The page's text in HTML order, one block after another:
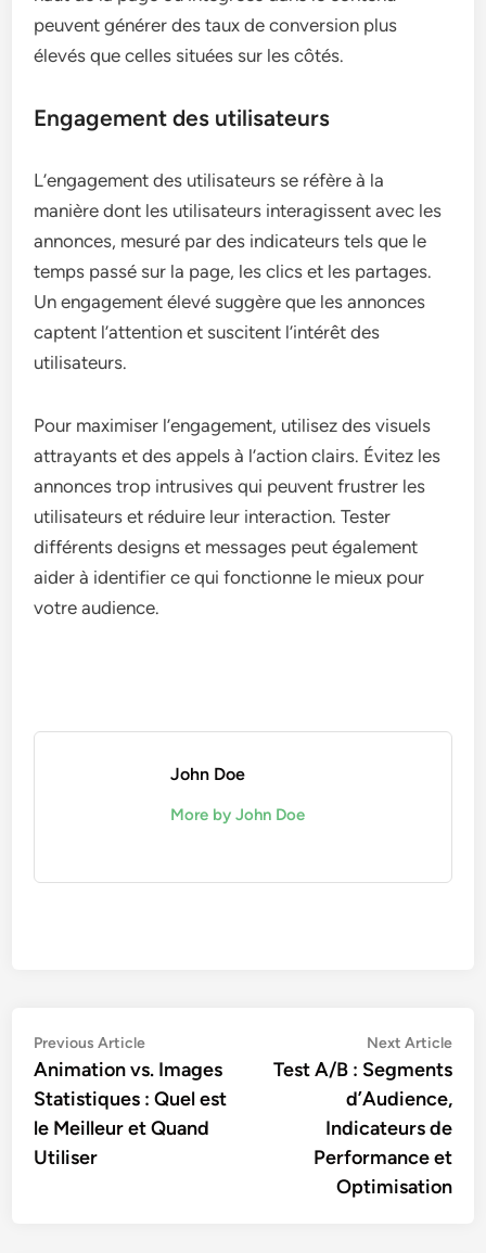
peuvent générer des taux de conversion plus
élevés que celles situées sur les côtés.
Engagement des utilisateurs
L’engagement des utilisateurs se réfère à la
manière dont les utilisateurs interagissent avec les
annonces, mesuré par des indicateurs tels que le
temps passé sur la page, les clics et les partages.
Un engagement élevé suggère que les annonces
captent l’attention et suscitent l’intérêt des
utilisateurs.
Pour maximiser l’engagement, utilisez des visuels
attrayants et des appels à l’action clairs. Évitez les
annonces trop intrusives qui peuvent frustrer les
utilisateurs et réduire leur interaction. Tester
différents designs et messages peut également
aider à identifier ce qui fonctionne le mieux pour
votre audience.
John Doe
More by John Doe
Post
navigation
Previous ArticlePrevious
article:
Animation vs. Images
Statistiques : Quel est
le Meilleur et Quand
Utiliser
Next Article
Test A/B : Segments
d’Audience,
Indicateurs de
Performance et
Optimisation